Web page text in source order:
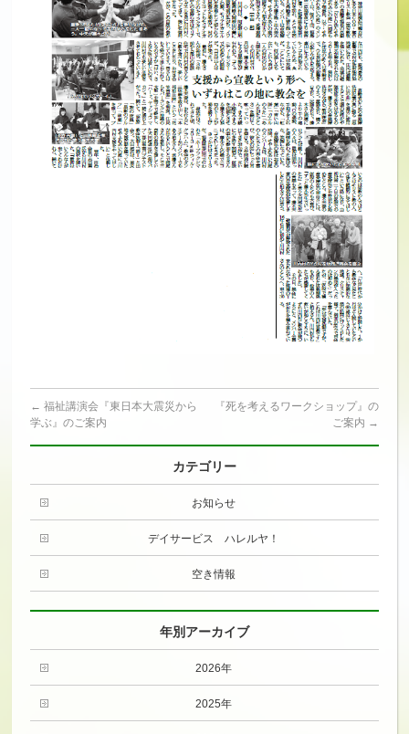
← 福祉講演会『東日本大震災から
学ぶ』のご案内
『死を考えるワークショップ』の
ご案内 →
カテゴリー
お知らせ
デイサービス ハレルヤ！
空き情報
年別アーカイブ
2026年
2025年